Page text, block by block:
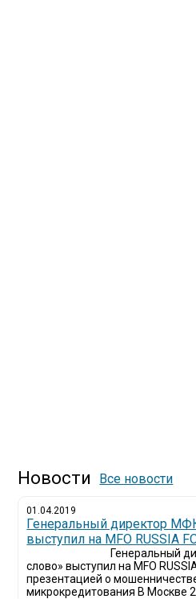
Новости Все новости
01.04.2019
Генеральный директор
выступил на MFO RUSSIA
Генеральный
слово» выступил на MFO
презентацией о
микрокредитования В Москве